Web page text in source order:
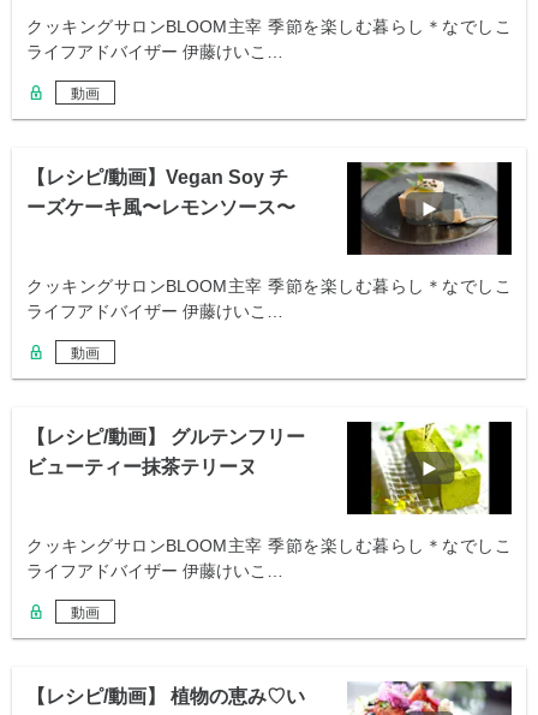
クッキングサロンBLOOM主宰 季節を楽しむ暮らし＊なでしこ
ライフアドバイザー 伊藤けいこ…
動画
【レシピ/動画】Vegan Soy チ
ーズケーキ風〜レモンソース〜
クッキングサロンBLOOM主宰 季節を楽しむ暮らし＊なでしこ
ライフアドバイザー 伊藤けいこ…
動画
【レシピ/動画】 グルテンフリー
ビューティー抹茶テリーヌ
クッキングサロンBLOOM主宰 季節を楽しむ暮らし＊なでしこ
ライフアドバイザー 伊藤けいこ…
動画
【レシピ/動画】 植物の恵み♡い